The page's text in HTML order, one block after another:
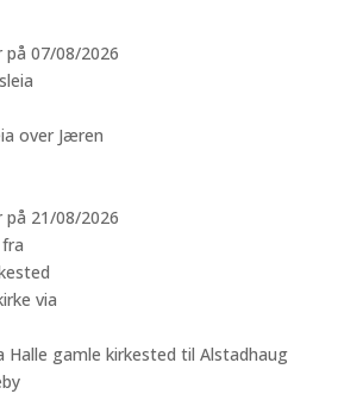
07/08/2026
over Jæren
21/08/2026
Halle gamle kirkested til Alstadhaug